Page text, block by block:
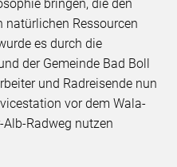
bringen, die den
Ressourcen
es durch die
der Gemeinde Bad Boll
und Radreisende nun
vor dem Wala-
Radweg nutzen